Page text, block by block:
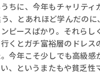
ちに、今年もチャリティ
、とあれほど学んだの
ピースばかり。それら
くとガチ富裕層のドレ
。今年こそ少しでも高級
、というまたもや貧乏